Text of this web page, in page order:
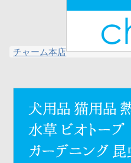
チャーム本店